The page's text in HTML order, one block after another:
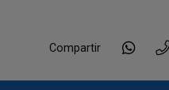
Compartir